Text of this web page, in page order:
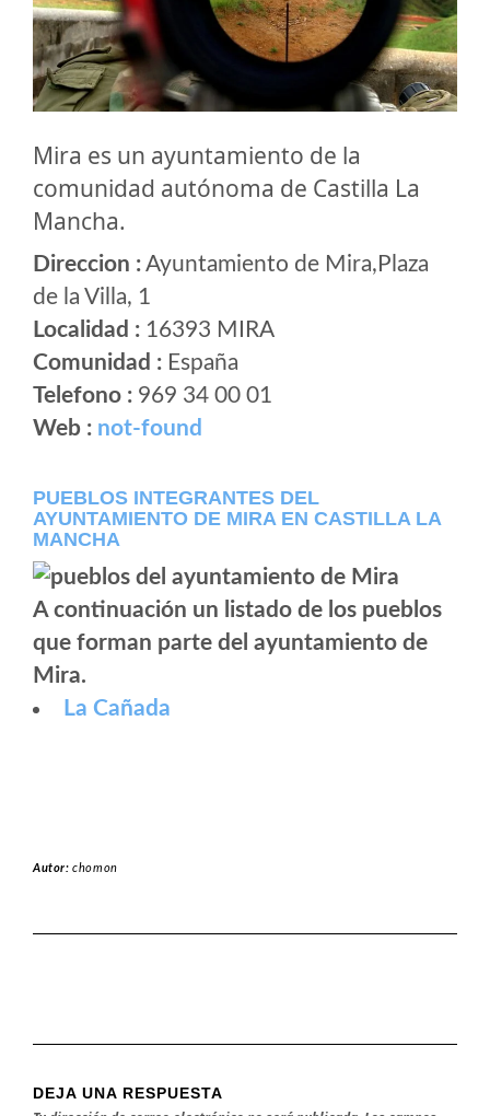
Mira es un ayuntamiento de la
comunidad autónoma de Castilla La
Mancha.
Direccion :Ayuntamiento de Mira,Plaza
de la Villa, 1
Localidad : 16393 MIRA
Comunidad : España
Telefono : 969 34 00 01
Web : not-found
PUEBLOS INTEGRANTES DEL
AYUNTAMIENTO DE MIRA EN CASTILLA LA
MANCHA
A continuación un listado de los pueblos
que forman parte del ayuntamiento de
Mira.
La Cañada
Autor:chomon
DEJA UNA RESPUESTA